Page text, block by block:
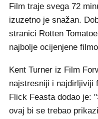
Film traje svega 72
izuzetno je snažan.
stranici Rotten
najbolje ocijenjene
Kent Turner iz Film
najstresniji i najdirljiviji
Flick Feasta dodao je:
ovaj bi se trebao